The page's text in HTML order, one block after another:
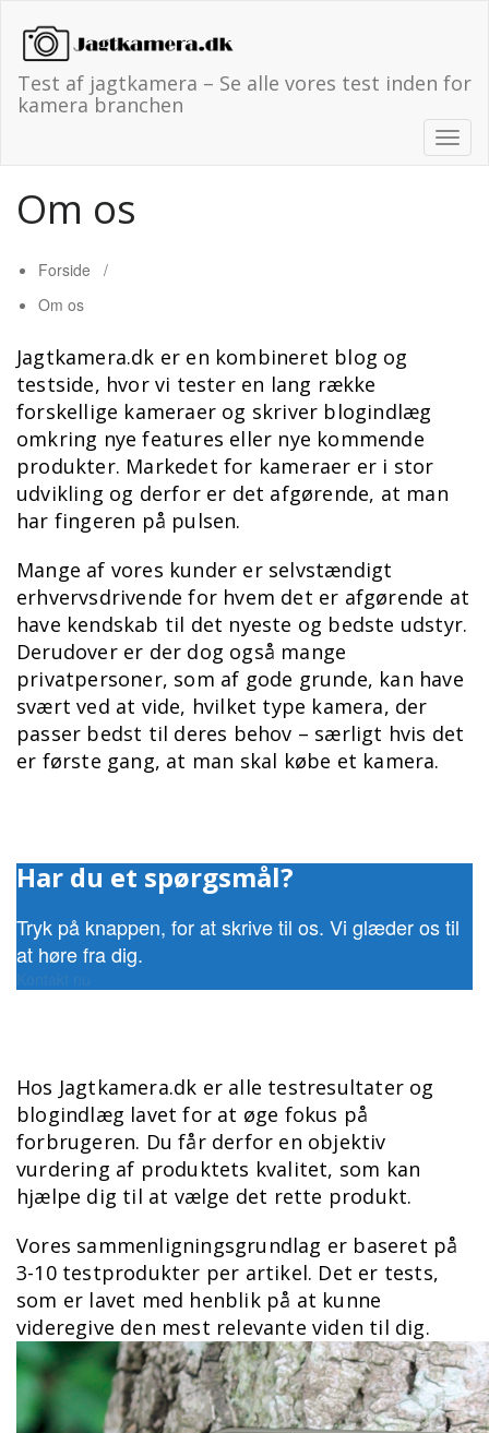
content
Test af jagtkamera – Se alle vores test inden for
kamera branchen
Skift
Om os
Forside /
Om os
Jagtkamera.dk er en kombineret blog og
testside, hvor vi tester en lang række
forskellige kameraer og skriver blogindlæg
omkring nye features eller nye kommende
produkter. Markedet for kameraer er i stor
udvikling og derfor er det afgørende, at man
har fingeren på pulsen.
Mange af vores kunder er selvstændigt
erhvervsdrivende for hvem det er afgørende at
have kendskab til det nyeste og bedste udstyr.
Derudover er der dog også mange
privatpersoner, som af gode grunde, kan have
svært ved at vide, hvilket type kamera, der
passer bedst til deres behov – særligt hvis det
er første gang, at man skal købe et kamera.
Har du et spørgsmål?
Tryk på knappen, for at skrive til os. Vi glæder os til
at høre fra dig.
Hos Jagtkamera.dk er alle testresultater og
blogindlæg lavet for at øge fokus på
forbrugeren. Du får derfor en objektiv
vurdering af produktets kvalitet, som kan
hjælpe dig til at vælge det rette produkt.
Vores sammenligningsgrundlag er baseret på
3-10 testprodukter per artikel. Det er tests,
som er lavet med henblik på at kunne
videregive den mest relevante viden til dig.